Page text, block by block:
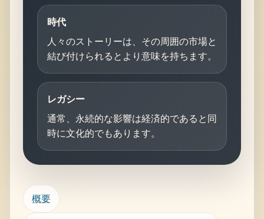
時代
人々のストーリーは、その周囲の市場と
結び付けられるとより意味を持ちます。
レガシー
通常、永続的な影響は経済的であると同
時に文化的でもあります。
概要